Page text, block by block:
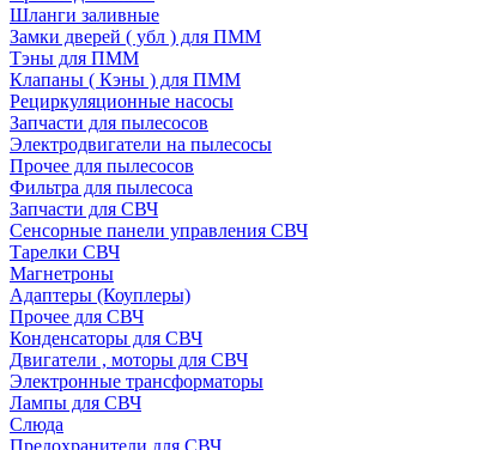
Шланги заливные
Замки дверей ( убл ) для ПММ
Тэны для ПММ
Клапаны ( Кэны ) для ПММ
Рециркуляционные насосы
Запчасти для пылесосов
Электродвигатели на пылесосы
Прочее для пылесосов
Фильтра для пылесоса
Запчасти для СВЧ
Сенсорные панели управления СВЧ
Тарелки СВЧ
Магнетроны
Адаптеры (Коуплеры)
Прочее для СВЧ
Конденсаторы для СВЧ
Двигатели , моторы для СВЧ
Электронные трансформаторы
Лампы для СВЧ
Слюда
Предохранители для СВЧ